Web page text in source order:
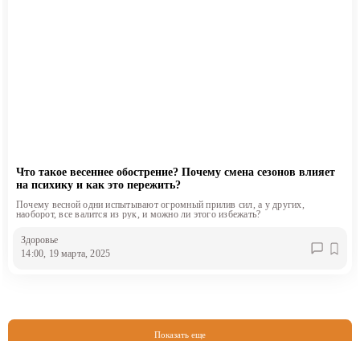
Что такое весеннее обострение? Почему смена сезонов влияет
на психику и как это пережить?
Почему весной одни испытывают огромный прилив сил, а у других,
наоборот, все валится из рук, и можно ли этого избежать?
Здоровье
14:00, 19 марта, 2025
Показать еще